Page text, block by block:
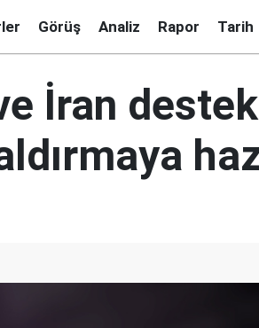
Görüş Analiz Rapor Tarih
İran